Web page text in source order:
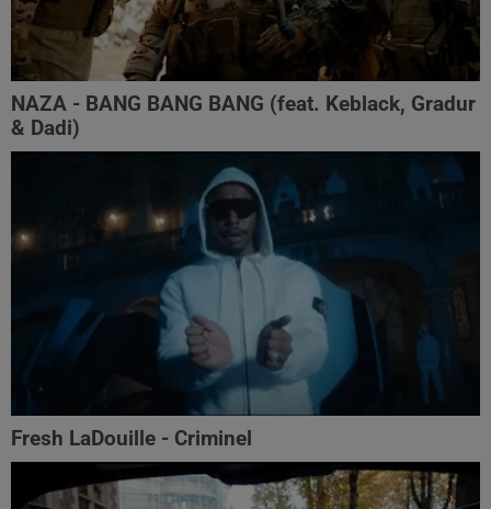
NAZA - BANG BANG BANG (feat. Keblack, Gradur
& Dadi)
Fresh LaDouille - Criminel